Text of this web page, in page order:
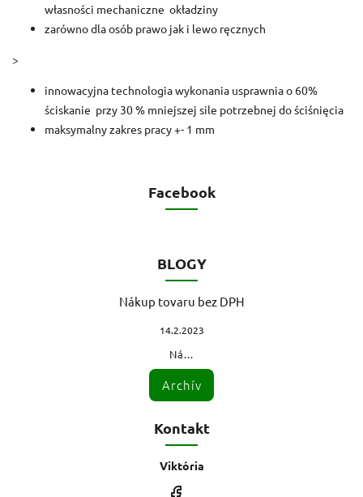
własności mechaniczne okładziny
zarówno dla osób prawo jak i lewo ręcznych
>
innowacyjna technologia wykonania usprawnia o 60%
ściskanie przy 30 % mniejszej sile potrzebnej do ściśnięcia
maksymalny zakres pracy +- 1 mm
Facebook
BLOGY
Nákup tovaru bez DPH
14.2.2023
Ná...
Archív
Kontakt
Viktória